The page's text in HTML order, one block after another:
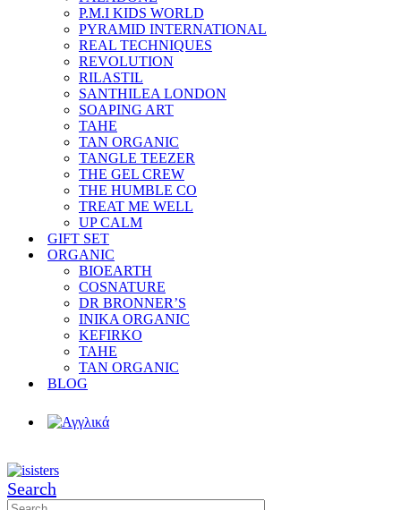
P.M.I KIDS WORLD
PYRAMID INTERNATIONAL
REAL TECHNIQUES
REVOLUTION
RILASTIL
SANTHILEA LONDON
SOAPING ART
TAHE
TAN ORGANIC
TANGLE TEEZER
THE GEL CREW
THE HUMBLE CO
TREAT ME WELL
UP CALM
GIFT SET
ORGANIC
BIOEARTH
COSNATURE
DR BRONNER’S
INIKA ORGANIC
KEFIRKO
TAHE
TAN ORGANIC
BLOG
Search